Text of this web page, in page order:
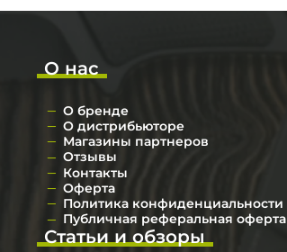
О нас
О бренде
О дистрибьюторе
Магазины партнеров
Отзывы
Контакты
Оферта
Политика конфиденциальности
Публичная реферальная оферта
Статьи и обзоры